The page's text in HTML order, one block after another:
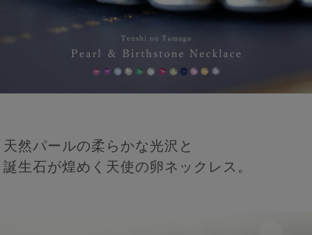
天然パールの柔らかな光沢と
誕生石が煌めく天使の卵ネックレス。